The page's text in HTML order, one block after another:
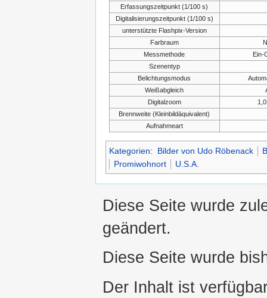
Erfassungszeitpunkt (1/100 s)
Digitalisierungszeitpunkt (1/100 s)
unterstützte Flashpix-Version
Farbraum
Messmethode
Ein-
Szenentyp
Belichtungsmodus
Weißabgleich
Digitalzoom
Brennweite (Kleinbildäquivalent)
Aufnahmeart
Kategorien: Bilder von Udo Röbenack
Promiwohnort
U.S.A.
Diese Seite wurde
geändert.
Diese Seite wurde
Der Inhalt ist